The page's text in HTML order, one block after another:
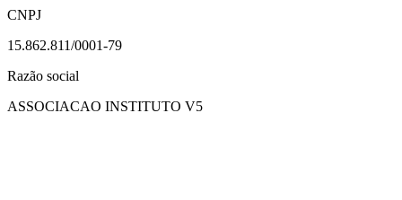
CNPJ
15.862.811/0001-79
Razão social
ASSOCIACAO INSTITUTO V5